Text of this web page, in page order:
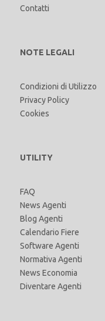
Contatti
NOTE LEGALI
Condizioni di Utilizzo
Privacy Policy
Cookies
UTILITY
FAQ
News Agenti
Blog Agenti
Calendario Fiere
Software Agenti
Normativa Agenti
News Economia
Diventare Agenti